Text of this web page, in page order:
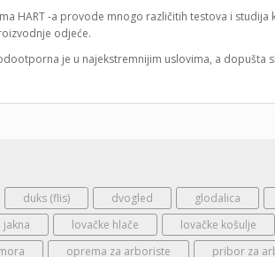
HART -a provode mnogo različitih testova i studija
odjeće.
je u najekstremnijim uslovima, a dopušta
duks (flis) dvogled glodalica
jakna lovačke hlače lovačke košulje
oprema za arboriste pribor za